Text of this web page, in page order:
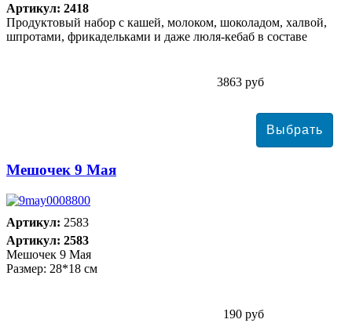
Артикул: 2418
Продуктовый набор с кашей, молоком, шоколадом, халвой,
шпротами, фрикадельками и даже люля-кебаб в составе
3863 руб
Мешочек 9 Мая
Артикул: 2583
Артикул: 2583
Мешочек 9 Мая
Размер: 28*18 см
190 руб